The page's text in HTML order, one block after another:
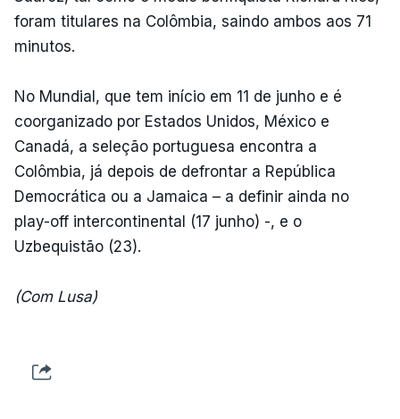
foram titulares na Colômbia, saindo ambos aos 71
minutos.
No Mundial, que tem início em 11 de junho e é
coorganizado por Estados Unidos, México e
Canadá, a seleção portuguesa encontra a
Colômbia, já depois de defrontar a República
Democrática ou a Jamaica – a definir ainda no
play-off intercontinental (17 junho) -, e o
Uzbequistão (23).
(Com Lusa)